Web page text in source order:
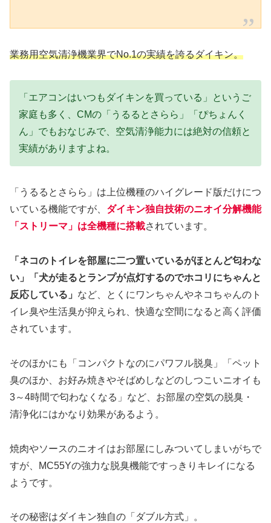
業務用空気清浄機業界でNo.1の実績を誇るダイキン。
「エアコンはいつもダイキンを買っている」というご
家庭も多く、CMの「うるるとさらら」「ぴちょんく
ん」でもおなじみで、空気清浄能力には絶対の信頼と
実績がありますよね。
「うるるとさらら」は上位機種のハイグレード版だけにつ
いている機能ですが、 ダイキン独自技術のニオイ分解機能
「ストリーマ」は全機種に搭載されています。
「ネコのトイレを部屋に二つ置いているがほとんど匂わな
い」「犬が走るとランプが点灯するのでホコリにちゃんと
反応している」 など、とくにワンちゃんやネコちゃんのト
イレ臭や生活臭が抑えられ、快適な空間になると高く評価
されています。
そのほかにも「コンパクトなのにパワフル脱臭」「ペット
臭のほか、お好み焼きやそばめしなどのしつこいニオイも
3～4時間で匂わなくなる」など、お部屋の空気の脱臭・
清浄化にはかなり効果があるよう。
焼肉やソースのニオイはお部屋にしみついてしまいがちで
すが、MC55Yの強力な脱臭機能ですっきりキレイになる
ようです。
その秘密はダイキン独自の「ダブル方式」。